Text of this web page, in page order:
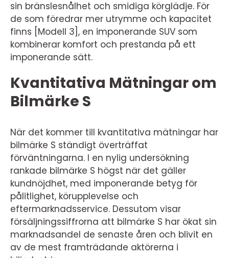
sin bränslesnålhet och smidiga körglädje. För
de som föredrar mer utrymme och kapacitet
finns [Modell 3], en imponerande SUV som
kombinerar komfort och prestanda på ett
imponerande sätt.
Kvantitativa Mätningar om
Bilmärke S
När det kommer till kvantitativa mätningar har
bilmärke S ständigt överträffat
förväntningarna. I en nylig undersökning
rankade bilmärke S högst när det gäller
kundnöjdhet, med imponerande betyg för
pålitlighet, körupplevelse och
eftermarknadsservice. Dessutom visar
försäljningssiffrorna att bilmärke S har ökat sin
marknadsandel de senaste åren och blivit en
av de mest framträdande aktörerna i